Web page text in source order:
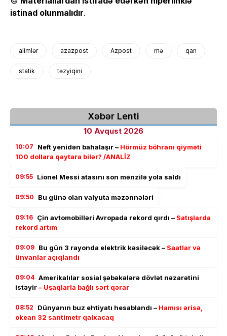
istinad olunmalıdır.
alimlər azazpost Azpost mə qan
statik təzyiqini
Xəbər Lenti
10 Avqust 2026
10:07 Neft yenidən bahalaşır – Hörmüz böhranı qiyməti
100 dollara qaytara bilər? /ANALİZ
09:55 Lionel Messi atasını son mənzilə yola saldı
09:50 Bu günə olan valyuta məzənnələri
09:16 Çin avtomobilləri Avropada rekord qırdı – Satışlarda
rekord artım
09:09 Bu gün 3 rayonda elektrik kəsiləcək – Saatlar və
ünvanlar açıqlandı
09:04 Amerikalılar sosial şəbəkələrə dövlət nəzarətini
istəyir– Uşaqlarla bağlı sərt qərar
08:52 Dünyanın buz ehtiyatı hesablandı – Hamısı ərisə,
okean 32 santimetr qalxacaq